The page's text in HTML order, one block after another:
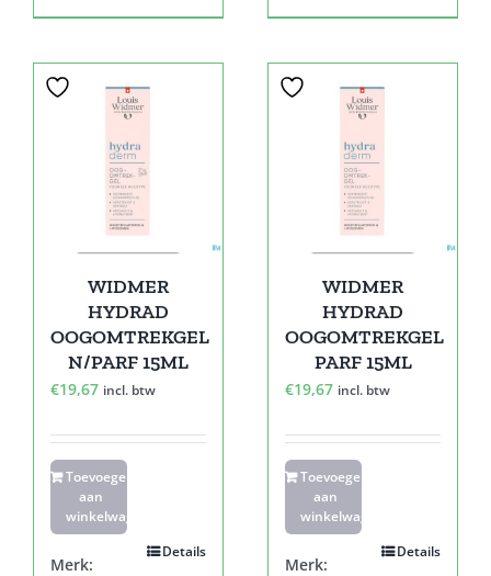
WIDMER
HYDRAD
OOGOMTREKGEL
N/PARF 15ML
€19,67 incl. btw
Toevoegen
aan
winkelwagen
Details
Merk:
WIDMER
HYDRAD
OOGOMTREKGEL
PARF 15ML
€19,67 incl. btw
Toevoegen
aan
winkelwagen
Details
Merk: